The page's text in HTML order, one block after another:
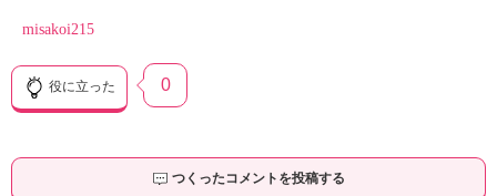
misakoi215
役に立った 0
つくったコメントを投稿する